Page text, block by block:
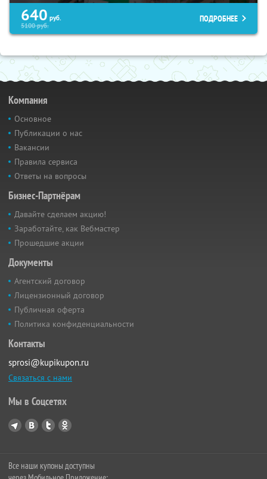
640 руб.
5100руб.
ПОДРОБНЕЕ
Компания
Основное
Публикации о нас
Вакансии
Правила сервиса
Ответы на вопросы
Бизнес-Партнёрам
Давайте сделаем акцию!
Заработайте, как Вебмастер
Прошедшие акции
Документы
Агентский договор
Лицензионный договор
Публичная оферта
Политика конфиденциальности
Контакты
sprosi@kupikupon.ru
Связаться с нами
Мы в Соцсетях
Все наши купоны доступны